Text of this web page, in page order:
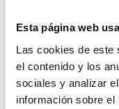
Esta página web
Las cookies de este
el contenido y los
sociales y analizar
información sobre el